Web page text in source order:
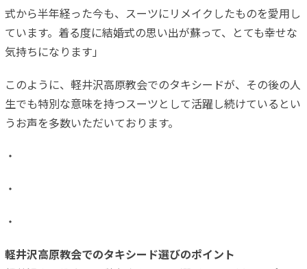
式から半年経った今も、スーツにリメイクしたものを愛用し
ています。着る度に結婚式の思い出が蘇って、とても幸せな
気持ちになります」
このように、軽井沢高原教会でのタキシードが、その後の人
生でも特別な意味を持つスーツとして活躍し続けているとい
うお声を多数いただいております。
・
・
・
軽井沢高原教会でのタキシード選びのポイント